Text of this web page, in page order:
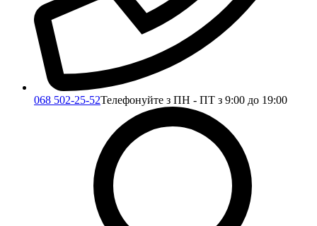
068 502-25-52Телефонуйте з ПН - ПТ з 9:00 до 19:00